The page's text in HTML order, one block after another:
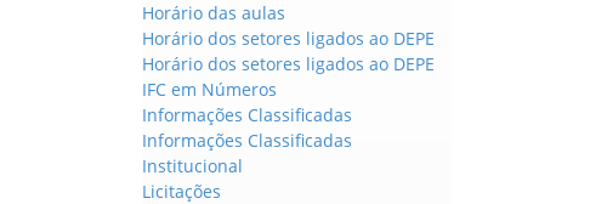
Horário das aulas
Horário dos setores ligados ao DEPE
Horário dos setores ligados ao DEPE
IFC em Números
Informações Classificadas
Informações Classificadas
Institucional
Licitações